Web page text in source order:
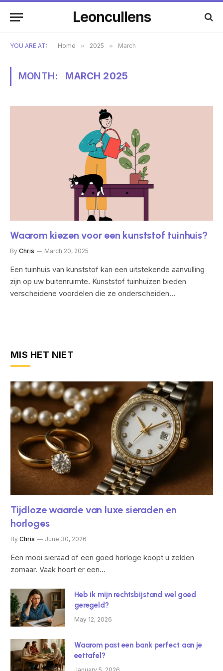
Leoncullens
YOU ARE AT: Home » 2025 » March
MONTH: MARCH 2025
Waarom kiezen voor een kunststof tuinhuis?
By Chris March 20, 2025
Een tuinhuis van kunststof kan een uitstekende aanvulling
zijn op uw buitenruimte. Kunststof tuinhuizen bieden
verscheidene voordelen die ze onderscheiden…
MIS HET NIET
Tijdloze waarde van luxe sieraden en
horloges
By Chris June 30, 2026
Een mooi sieraad of een goed horloge koopt u zelden
zomaar. Vaak hoort er een…
Heb ik mijn rechtsbijstand wel goed
geregeld?
May 12, 2026
Waarom past een bank perfect aan je
eettafel?